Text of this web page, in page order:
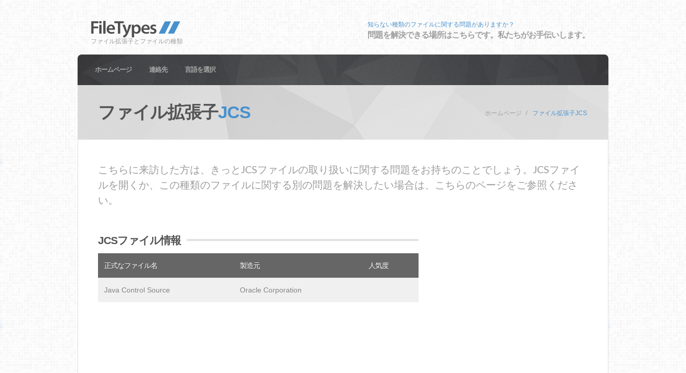
ファイル拡張子とファイルの種類
知らない種類のファイルに関する問題がありますか？
問題を解決できる場所はこちらです。私たちがお手伝いします。
ホームページ 連絡先 言語を選択
ファイル拡張子JCS ホームページ ファイル拡張子JCS
こちらに来訪した方は、きっとJCSファイルの取り扱いに関する問題をお持ちのことでしょう。JCSファイ
ルを開くか、この種類のファイルに関する別の問題を解決したい場合は、こちらのページをご参照くださ
い。
JCSファイル情報
正式なファイル名 製造元 人気度
Java Control Source Oracle Corporation